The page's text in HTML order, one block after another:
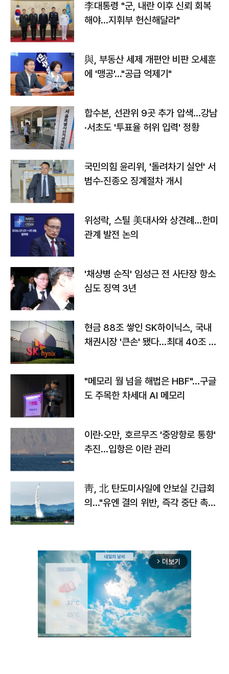
李대통령 "군, 내란 이후 신뢰 회복
해야…지휘부 헌신해달라"
與, 부동산 세제 개편안 비판 오세훈
에 '맹공'…"공급 억제기"
합수본, 선관위 9곳 추가 압색…강남
·서초도 '투표율 허위 입력' 정황
국민의힘 윤리위, '돌려차기 실언' 서
범수·진종오 징계절차 개시
위성락, 스틸 美대사와 상견례…한미
관계 발전 논의
'채상병 순직' 임성근 전 사단장 항소
심도 징역 3년
현금 88조 쌓인 SK하이닉스, 국내
채권시장 '큰손' 됐다…최대 40조 투
"메모리 월 넘을 해법은 HBF"…구글
도 주목한 차세대 AI 메모리
이란·오만, 호르무즈 '중앙항로 통항'
추진…입항은 이란 관리
靑, 北 탄도미사일에 안보실 긴급회
의…"유엔 결의 위반, 즉각 중단 촉
arrow_forward_ios 더보기